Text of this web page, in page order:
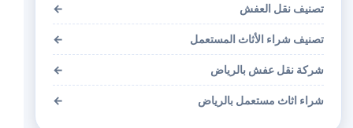
تصنيف نقل العفش ←
تصنيف شراء الأثاث المستعمل ←
شركة نقل عفش بالرياض ←
شراء اثاث مستعمل بالرياض ←